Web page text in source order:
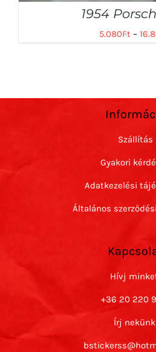
1954
5.080Ft–
Szállítás
Gyakori
Adatkezelési
Általános
Hívj
+36 20 220
Írj